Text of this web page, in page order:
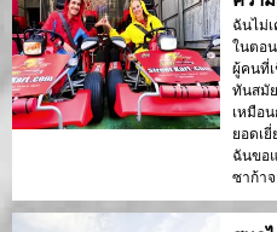
ฉันไม่
ในตอ
ผู้คนที่เ
ทันสมั
เหมือ
ยอดเ
ฉันขอ
ซาก้า